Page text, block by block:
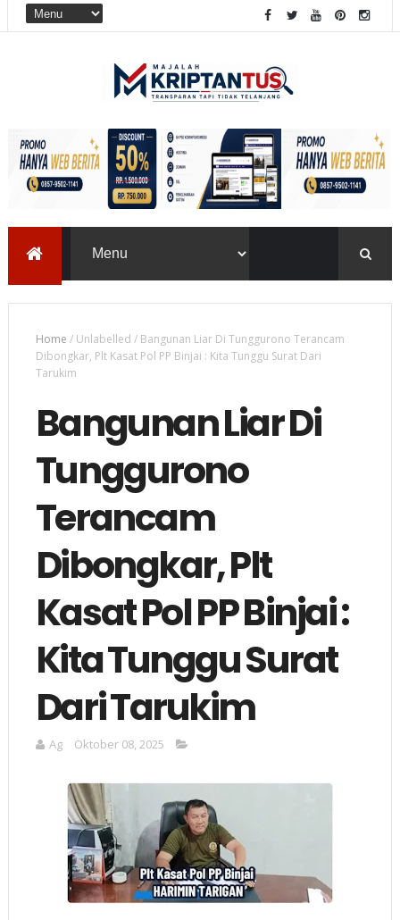
Home /Unlabelled / Bangunan Liar Di Tunggurono Terancam
Dibongkar, Plt Kasat Pol PP Binjai : Kita Tunggu Surat Dari
Tarukim
Bangunan Liar Di
Tunggurono
Terancam
Dibongkar, Plt
Kasat Pol PP Binjai :
Kita Tunggu Surat
Dari Tarukim
Ag Oktober 08, 2025